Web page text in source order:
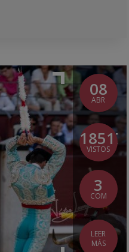
08
ABR
18517
VISTOS
3
COM
LEER
MÁS